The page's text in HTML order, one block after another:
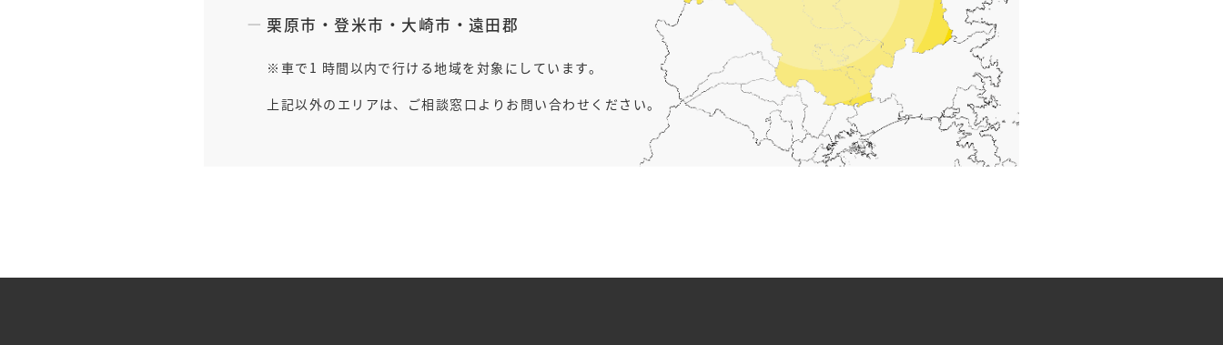
栗原市 ・登米市 ・ 大崎市 ・ 遠田郡
車で1 時間以内で行ける地域を対象にしています。
上記以外のエリアは、ご相談窓口よりお問い合わせください。